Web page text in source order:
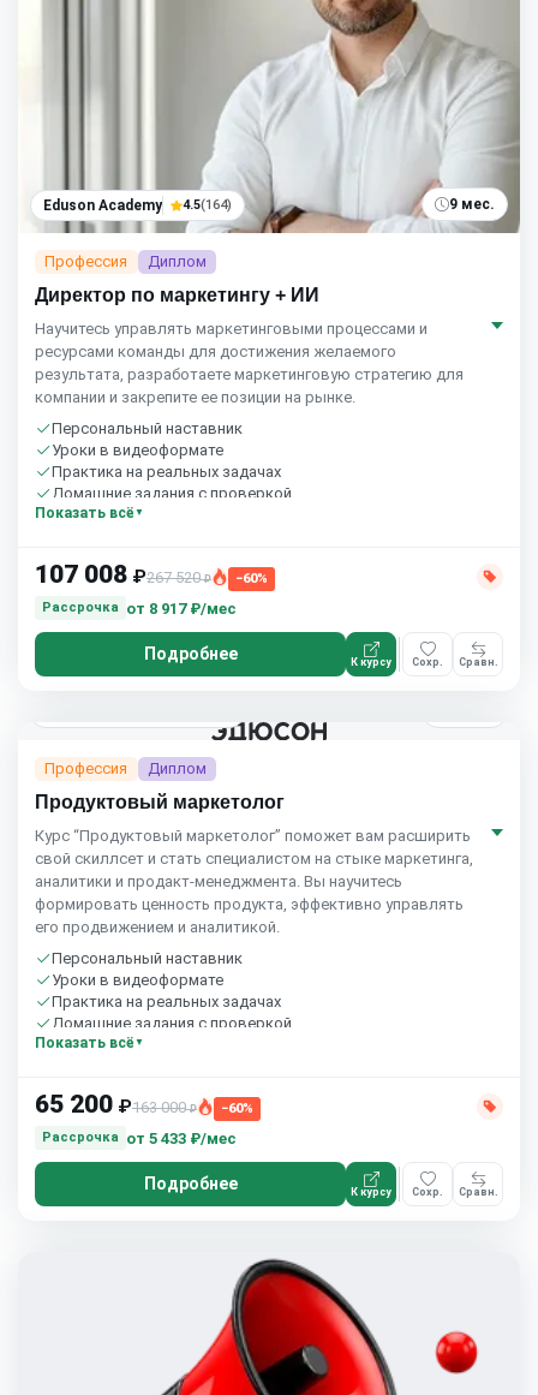
Eduson Academy 4.5(164) 9 мес.
Профессия Диплом
Директор по маркетингу + ИИ
Научитесь управлять маркетинговыми процессами и
ресурсами команды для достижения желаемого
результата, разработаете маркетинговую стратегию для
компании и закрепите ее позиции на рынке.
Персональный наставник
Уроки в видеоформате
Практика на реальных задачах
Домашние задания с проверкой
Бесплатный пробный урок
Показать всё
107 008 ₽267 520₽
−60%
Рассрочка
от 8 917 ₽/мес
Подробнее К курсу Сохр. Сравн.
Профессия Диплом
Продуктовый маркетолог
Курс “Продуктовый маркетолог” поможет вам расширить
свой скиллсет и стать специалистом на стыке маркетинга,
аналитики и продакт-менеджмента. Вы научитесь
формировать ценность продукта, эффективно управлять
его продвижением и аналитикой.
Персональный наставник
Уроки в видеоформате
Практика на реальных задачах
Домашние задания с проверкой
Бесплатный пробный урок
Показать всё
65 200 ₽163 000₽
−60%
Рассрочка
от 5 433 ₽/мес
Подробнее К курсу Сохр. Сравн.